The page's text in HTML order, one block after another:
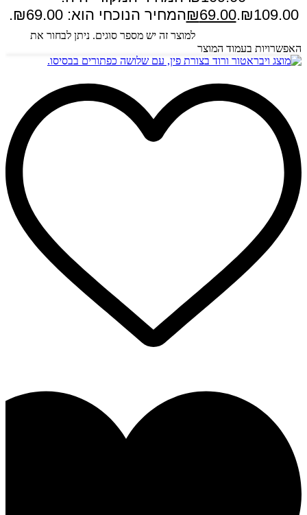
₪109.00.
₪69.00 המחיר הנוכחי הוא: ₪69.00.
למוצר זה יש מספר סוגים. ניתן לבחור את
האפשרויות בעמוד המוצר